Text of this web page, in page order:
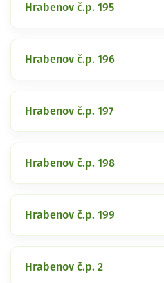
Hrabenov č.p. 195
Hrabenov č.p. 196
Hrabenov č.p. 197
Hrabenov č.p. 198
Hrabenov č.p. 199
Hrabenov č.p. 2